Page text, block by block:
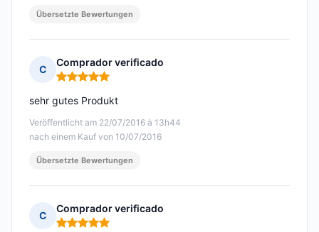
Übersetzte Bewertungen
C
Comprador verificado
Hinweis: 5 von 5
Veröffentlicht am 22/07/2016 à 13h44
nach einem Kauf von 10/07/2016
sehr gutes Produkt
Übersetzte Bewertungen
C
Comprador verificado
Hinweis: 5 von 5